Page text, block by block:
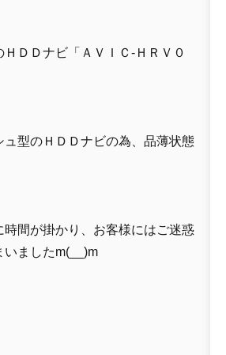
ＨＤＤナビ「ＡＶＩＣ-ＨＲＶ０
ュ型のＨＤＤナビの為、品薄状態
時間が掛かり、お客様にはご迷惑
いましたm(__)m